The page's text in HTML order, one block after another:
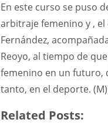
En este curso se puso
arbitraje femenino y ,
Fernández,
Reoyo, al tiempo de
femenino en un futuro,
tanto, en el deporte.
Related Posts: